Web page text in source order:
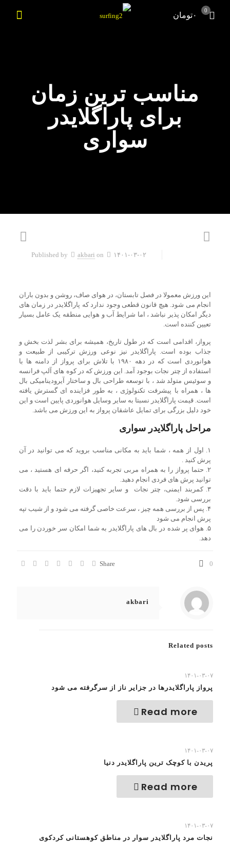
0
۰تومان
مناسب ترین زمان
برای پاراگلایدر
سواری
Published by akbari on ۱۴۰۱-۰۳-۰۲
این ورزش معمولا در فصل تابستان، در هوای صاف، روشن و بدون باران
انجام می شود. هیچ قانون قطعی وجود ندارد که پاراگلایدر در زمان های
دیگر امکان پذیر نباشد ، اما شرایط آب و هوایی منطقه یک عامل بسیار
تعیین کننده است.
پرواز، اقدامی است که در طول تاریخ، همیشه برای بشر لذت بخش و
جذاب بوده است. پاراگلایدر نیز نوعی ورزش ترکیبی از طبیعت و
هوانوردی است که در دهه ۱۹۸۰ با تلاش برای پرواز از دامنه ها با
استفاده از چتر نجات بوجود آمد. این ورزش که در کوه های آلپ فرانسه
و سوئیس متولد شد ، با توسعه طراحی بال و ساختار آیرودینامیکی بال
ها ، همراه با پیشرفت تکنولوژی ، به طور فزاینده ای گسترش یافته
است. قیمت پاراگلایدر نسبتا به سایر وسایل هوانوردی پایین است و این
خود دلیل بزرگی برای تمایل عاشقان پرواز به این ورزش می باشد.
مراحل پاراگلایدر سواری
۱. اول از همه ، شما باید به مکانی مناسب بروید که می توانید در آن
پرش کنید .
۲. حتما پرواز را به همراه مربی تجربه کنید، اگر حرفه ای هستید ، می
توانید پرش های فردی انجام دهید.
۳. کمربند ایمنی، چتر نجات و سایر تجهیزات لازم حتما باید با دقت
بررسی شود.
۴. پس از بررسی همه چیز ، سرعت خاصی گرفته می شود و از شیب تپه
پرش انجام می شود
۵. هوای پر شده در بال های پاراگلایدر به شما امکان سر خوردن را می
دهد.
Share 0
akbari
Related posts
۱۴۰۱-۰۳-۰۷
پرواز پاراگلایدرها در جزایر ناز از سرگرفته می شود
Read more
۱۴۰۱-۰۳-۰۷
پریدن با کوچک ترین پاراگلایدر دنیا
Read more
۱۴۰۱-۰۳-۰۷
نجات مرد پاراگلایدر سوار در مناطق کوهستانی کردکوی